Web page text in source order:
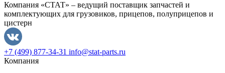
Компания «СТАТ» – ведущий поставщик запчастей и
комплектующих для грузовиков, прицепов, полуприцепов и
цистерн
+7 (499) 877-34-31 info@stat-parts.ru
Компания